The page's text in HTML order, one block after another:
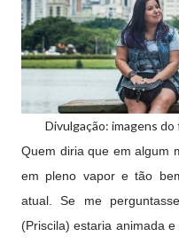
Divulgação: imagens do
Quem diria que em algum
em pleno vapor e tão
atual. Se me
(Priscila) estaria animada